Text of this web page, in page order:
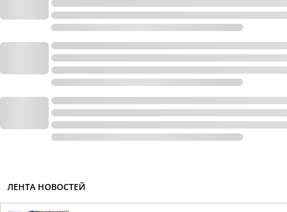
ЛЕНТА НОВОСТЕЙ